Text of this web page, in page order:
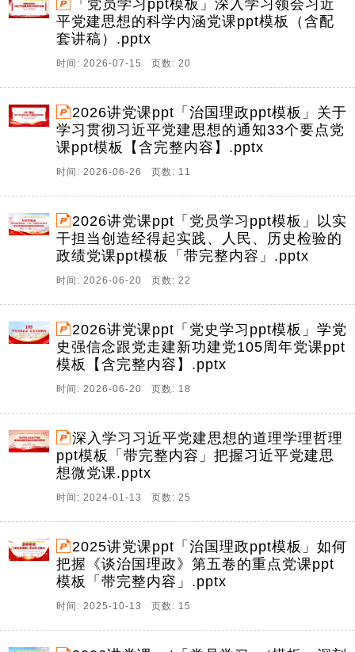
「党员学习ppt模板」深入学习领会习近
平党建思想的科学内涵党课ppt模板（含配
套讲稿）.pptx
时间: 2026-07-15 页数: 20
2026讲党课ppt「治国理政ppt模板」关于
学习贯彻习近平党建思想的通知33个要点党
课ppt模板【含完整内容】.pptx
时间: 2026-06-26 页数: 11
2026讲党课ppt「党员学习ppt模板」以实
干担当创造经得起实践、人民、历史检验的
政绩党课ppt模板「带完整内容」.pptx
时间: 2026-06-20 页数: 22
2026讲党课ppt「党史学习ppt模板」学党
史强信念跟党走建新功建党105周年党课ppt
模板【含完整内容】.pptx
时间: 2026-06-20 页数: 18
深入学习习近平党建思想的道理学理哲理
ppt模板「带完整内容」把握习近平党建思
想微党课.pptx
时间: 2024-01-13 页数: 25
2025讲党课ppt「治国理政ppt模板」如何
把握《谈治国理政》第五卷的重点党课ppt
模板「带完整内容」.pptx
时间: 2025-10-13 页数: 15